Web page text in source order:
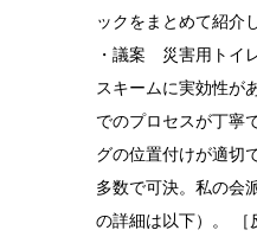
ックをまとめて紹介
・議案 災害用トイ
スキームに実効性が
でのプロセスが丁寧
グの位置付けが適切
多数で可決。私の会
の詳細は以下）。 ［